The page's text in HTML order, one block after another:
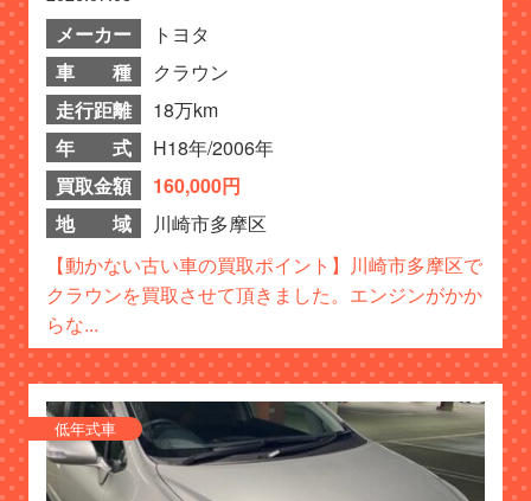
メーカー
トヨタ
車 種
クラウン
走行距離
18万km
年 式
H18年/2006年
買取金額
160,000円
地 域
川崎市多摩区
【動かない古い車の買取ポイント】川崎市多摩区で
クラウンを買取させて頂きました。エンジンがかか
らな...
低年式車